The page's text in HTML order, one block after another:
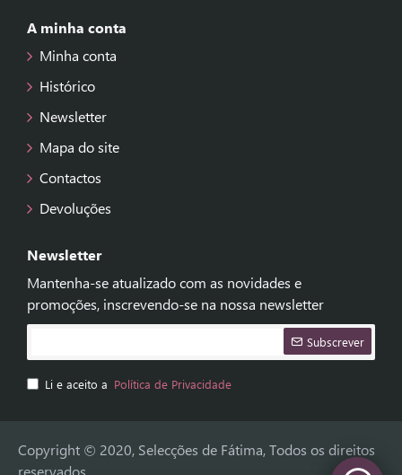
A minha conta
Minha conta
Histórico
Newsletter
Mapa do site
Contactos
Devoluções
Newsletter
Mantenha-se atualizado com as novidades e
promoções, inscrevendo-se na nossa newsletter
Subscrever
Li e aceito a Política de Privacidade
Copyright © 2020, Selecções de Fátima, Todos os direitos
reservados